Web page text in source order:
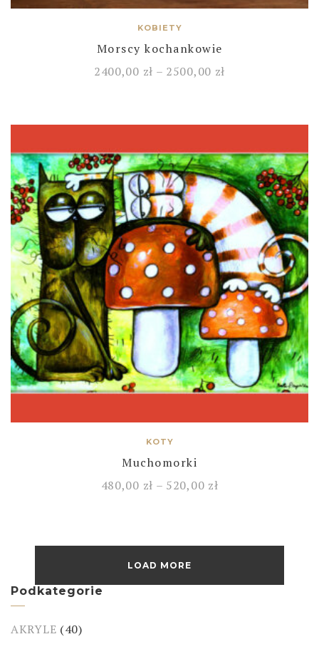
KOBIETY
Morscy kochankowie
2400,00 zł – 2500,00 zł
KOTY
Muchomorki
480,00 zł – 520,00 zł
LOAD MORE
Podkategorie
AKRYLE (40)